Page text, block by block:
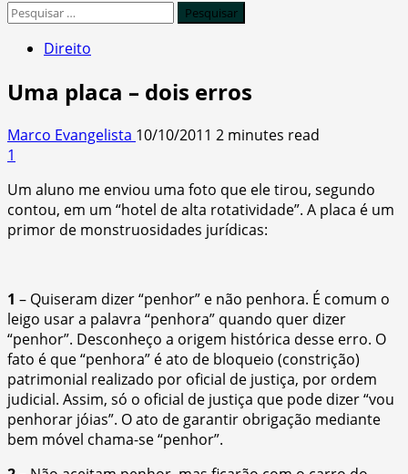
Pesquisar
Direito
Uma placa – dois erros
Marco Evangelista 10/10/2011 2 minutes read
1
Um aluno me enviou uma foto que ele tirou, segundo
contou, em um “hotel de alta rotatividade”. A placa é um
primor de monstruosidades jurídicas:
1 – Quiseram dizer “penhor” e não penhora. É comum o
leigo usar a palavra “penhora” quando quer dizer
“penhor”. Desconheço a origem histórica desse erro. O
fato é que “penhora” é ato de bloqueio (constrição)
patrimonial realizado por oficial de justiça, por ordem
judicial. Assim, só o oficial de justiça que pode dizer “vou
penhorar jóias”. O ato de garantir obrigação mediante
bem móvel chama-se “penhor”.